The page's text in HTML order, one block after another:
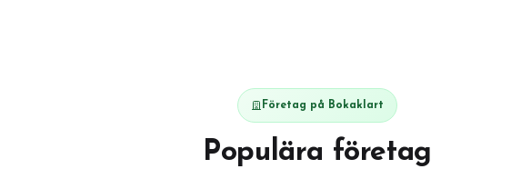
Företag på Bokaklart
Populära företag